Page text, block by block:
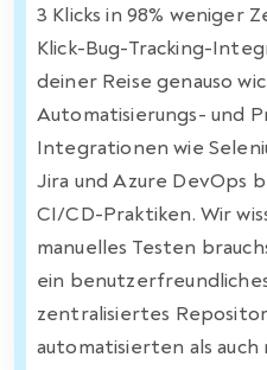
3 Klicks in 98% weniger
Klick-Bug-Tracking-
deiner Reise genauso
Automatisierungs- und
Integrationen wie
Jira und Azure DevOps
CI/CD-Praktiken. Wir
manuelles Testen
ein
zentralisiertes
automatisierten als auch